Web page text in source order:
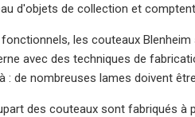
d'objets de collection et
les couteaux
avec des techniques de
: de nombreuses lames doivent
des couteaux sont fabriqués à